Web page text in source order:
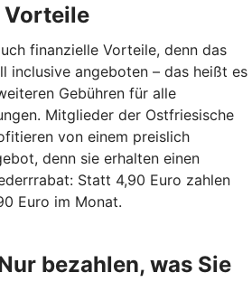
Vorteile
finanzielle Vorteile, denn das
inclusive angeboten – das heißt es
Gebühren für alle
Mitglieder der Ostfriesische
von einem preislich
denn sie erhalten einen
Statt 4,90 Euro zahlen
Euro im Monat.
bezahlen, was Sie